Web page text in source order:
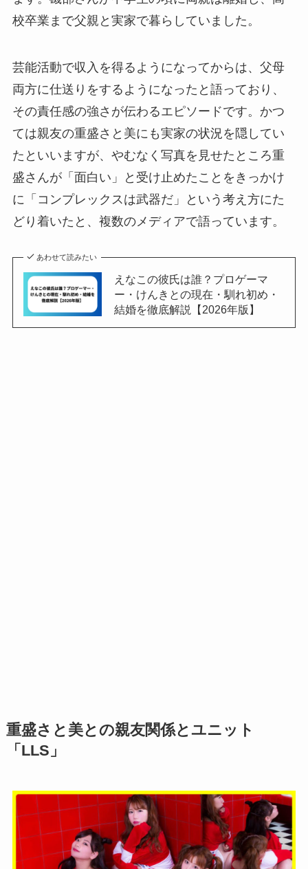
校卒業まで父親と実家で暮らしていました。
芸能活動で収入を得るようになってからは、父母
両方に仕送りをするようになったと語っており、
その責任感の強さが伝わるエピソードです。かつ
ては親友の重盛さと美にも実家の状況を隠してい
たといいますが、やむなく写真を見せたところ重
盛さんが「面白い」と受け止めたことをきっかけ
に「コンプレックスは武器だ」という考え方にた
どり着いたと、複数のメディアで語っています。
あわせて読みたい
えなこの彼氏は誰？プロゲーマ
ー・けんきとの現在・馴れ初め・
結婚を徹底解説【2026年版】
重盛さと美との親友関係とユニット
「LLS」